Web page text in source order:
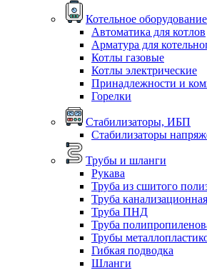
Котельное оборудование
Автоматика для котлов
Арматура для
Котлы газовые
Котлы электрические
Принадлежности и
Горелки
Стабилизаторы, ИБП
Стабилизаторы
Трубы и шланги
Рукава
Труба из сшитого
Труба канализационная
Труба ПНД
Труба
Трубы
Гибкая подводка
Шланги